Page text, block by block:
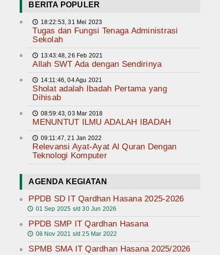
BERITA POPULER
🕔 18:22:53, 31 Mei 2023
Tugas dan Fungsi Tenaga Administrasi
Sekolah
🕔 13:43:48, 26 Feb 2021
Allah SWT Ada dengan Sendirinya
🕔 14:11:46, 04 Agu 2021
Sholat adalah Ibadah Pertama yang
Dihisab
🕔 08:59:43, 03 Mar 2018
MENUNTUT ILMU ADALAH IBADAH
🕔 09:11:47, 21 Jan 2022
Relevansi Ayat-Ayat Al Quran Dengan
Teknologi Komputer
AGENDA KEGIATAN
PPDB SD IT Qardhan Hasana 2025-2026
🕔 01 Sep 2025 s/d 30 Jun 2026
PPDB SMP IT Qardhan Hasana
🕔 08 Nov 2021 s/d 25 Mar 2022
SPMB SMA IT Qardhan Hasana 2025/2026